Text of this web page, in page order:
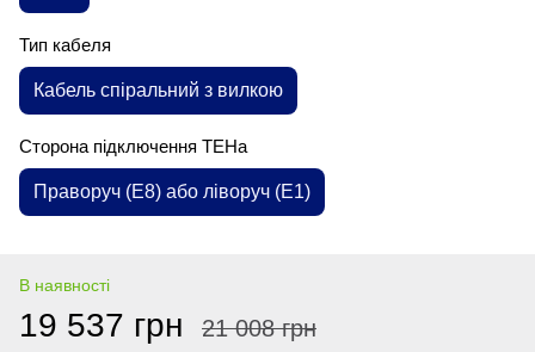
Тип кабеля
Кабель спіральний з вилкою
Сторона підключення ТЕНа
Праворуч (E8) або ліворуч (E1)
В наявності
19 537 грн 21 008 грн